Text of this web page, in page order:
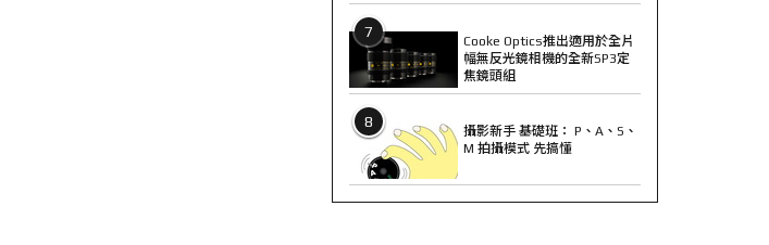
7
Cooke Optics推出適用於全片
幅無反光鏡相機的全新SP3定
焦鏡頭組
8
攝影新手 基礎班： P、A、S、
M 拍攝模式 先搞懂